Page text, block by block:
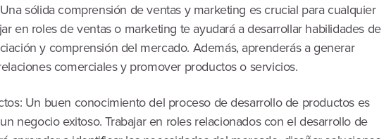
sólida comprensión de ventas y marketing es crucial para cualquier
en roles de ventas o marketing te ayudará a desarrollar habilidades de
y comprensión del mercado. Además, aprenderás a generar
comerciales y promover productos o servicios.
Un buen conocimiento del proceso de desarrollo de productos es
negocio exitoso. Trabajar en roles relacionados con el desarrollo de